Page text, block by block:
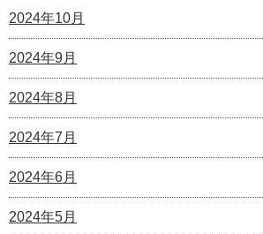
2024年10月
2024年9月
2024年8月
2024年7月
2024年6月
2024年5月